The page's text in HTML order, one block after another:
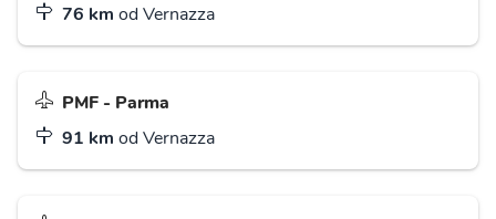
76 km od Vernazza
PMF - Parma
91 km od Vernazza